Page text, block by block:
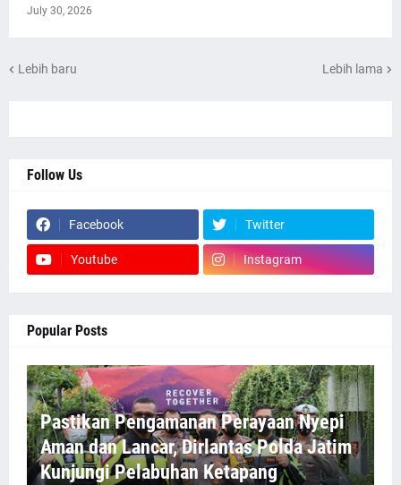
July 30, 2026
Lebih baru Lebih lama
Follow Us
Facebook Twitter
Youtube Instagram
Popular Posts
Pastikan Pengamanan Perayaan Nyepi
Aman dan Lancar, Dirlantas Polda Jatim
Kunjungi Pelabuhan Ketapang